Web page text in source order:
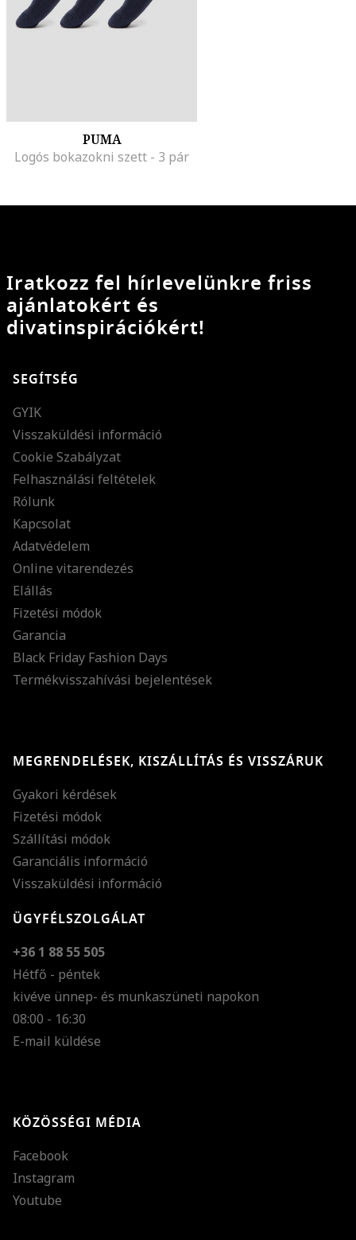
PUMA
Logós bokazokni szett - 3 pár
Iratkozz fel hírlevelünkre friss
ajánlatokért és
divatinspirációkért!
SEGÍTSÉG
GYIK
Visszaküldési információ
Cookie Szabályzat
Felhasználási feltételek
Rólunk
Kapcsolat
Adatvédelem
Online vitarendezés
Elállás
Fizetési módok
Garancia
Black Friday Fashion Days
Termékvisszahívási bejelentések
MEGRENDELÉSEK, KISZÁLLÍTÁS ÉS VISSZÁRUK
Gyakori kérdések
Fizetési módok
Szállítási módok
Garanciális információ
Visszaküldési információ
ÜGYFÉLSZOLGÁLAT
+36 1 88 55 505
Hétfő - péntek
kivéve ünnep- és munkaszüneti napokon
08:00 - 16:30
E-mail küldése
KÖZÖSSÉGI MÉDIA
Facebook
Instagram
Youtube